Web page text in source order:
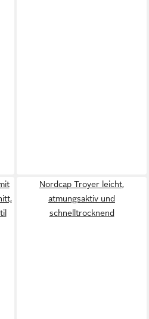
Nordcap Troyer leicht,
atmungsaktiv und
schnelltrocknend